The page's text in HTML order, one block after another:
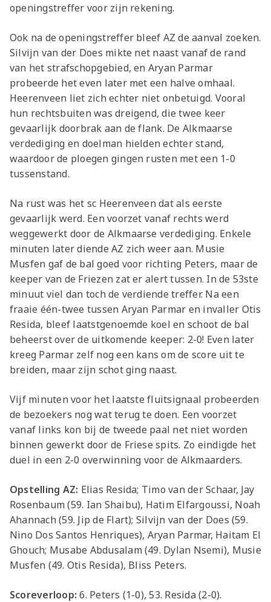
openingstreffer voor zijn rekening.
Ook na de openingstreffer bleef AZ de aanval zoeken.
Silvijn van der Does mikte net naast vanaf de rand
van het strafschopgebied, en Aryan Parmar
probeerde het even later met een halve omhaal.
Heerenveen liet zich echter niet onbetuigd. Vooral
hun rechtsbuiten was dreigend, die twee keer
gevaarlijk doorbrak aan de flank. De Alkmaarse
verdediging en doelman hielden echter stand,
waardoor de ploegen gingen rusten met een 1-0
tussenstand.
Na rust was het sc Heerenveen dat als eerste
gevaarlijk werd. Een voorzet vanaf rechts werd
weggewerkt door de Alkmaarse verdediging. Enkele
minuten later diende AZ zich weer aan. Musie
Musfen gaf de bal goed voor richting Peters, maar de
keeper van de Friezen zat er alert tussen. In de 53ste
minuut viel dan toch de verdiende treffer. Na een
fraaie één-twee tussen Aryan Parmar en invaller Otis
Resida, bleef laatstgenoemde koel en schoot de bal
beheerst over de uitkomende keeper: 2-0! Even later
kreeg Parmar zelf nog een kans om de score uit te
breiden, maar zijn schot ging naast.
Vijf minuten voor het laatste fluitsignaal probeerden
de bezoekers nog wat terug te doen. Een voorzet
vanaf links kon bij de tweede paal net niet worden
binnen gewerkt door de Friese spits. Zo eindigde het
duel in een 2-0 overwinning voor de Alkmaarders.
Opstelling AZ: Elias Resida; Timo van der Schaar, Jay
Rosenbaum (59. Ian Shaibu), Hatim Elfargoussi, Noah
Ahannach (59. Jip de Flart); Silvijn van der Does (59.
Nino Dos Santos Henriques), Aryan Parmar, Haitam El
Ghouch; Musabe Abdusalam (49. Dylan Nsemi), Musie
Musfen (49. Otis Resida), Bliss Peters.
Scoreverloop:6. Peters (1-0), 53. Resida (2-0).